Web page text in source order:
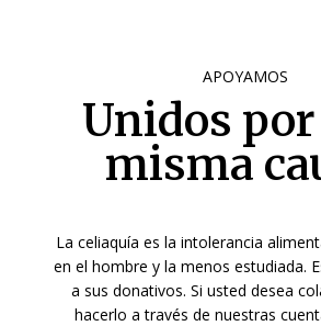
APOYAMOS
Unidos
misma
La celiaquía es la intolerancia
en el hombre y la menosestudiada.
a sus donativos. Si usted desea
hacerloa través de nuestras